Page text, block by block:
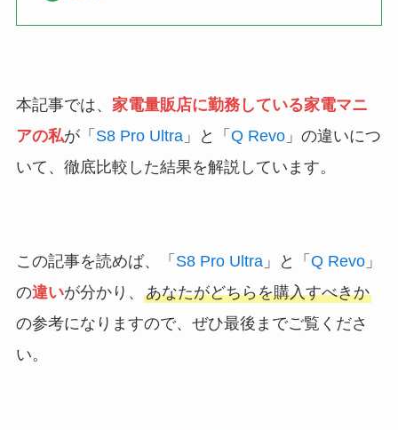
本記事では、 家電量販店に勤務している家電マニ
アの私が「 S8 Pro Ultra」と「 Q Revo」の違いにつ
いて、徹底比較した結果を解説しています。
この記事を読めば、「 S8 Pro Ultra」と「 Q Revo」
の違いが分かり、 あなたがどちらを購入すべきか
の参考になりますので、ぜひ最後までご覧くださ
い。